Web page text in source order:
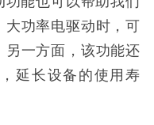
大功率电驱动时，可
另一方面，该功能还
延长设备的使用寿